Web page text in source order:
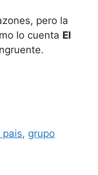
pero la
lo cuenta El
pais, grupo